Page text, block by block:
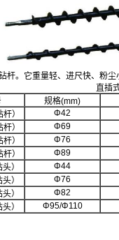
杆。它重量轻、进尺快、粉
直插
规格(mm)
）
Φ42
）
Φ69
）
Φ76
）
Φ89
）
Φ44
）
Φ76
）
Φ82
）
Φ95/Φ110